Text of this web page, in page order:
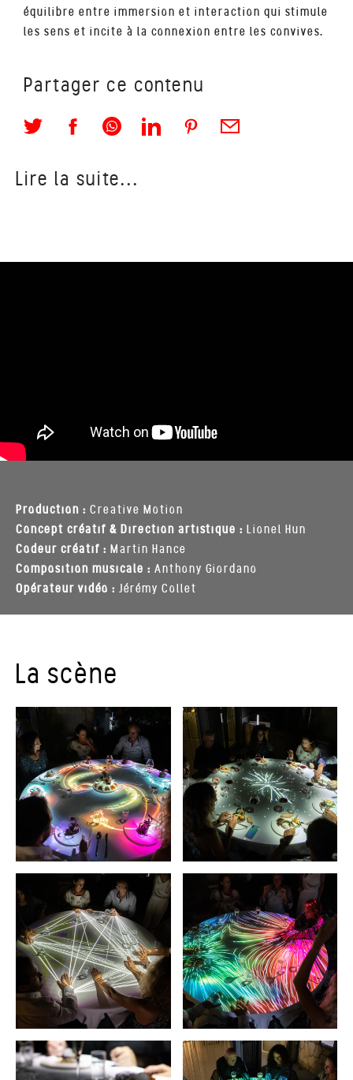
équilibre entre immersion et interaction qui stimule
les sens et incite à la connexion entre les convives.
Partager ce contenu
Lire la suite...
Production : Creative Motion
Concept créatif & Direction artistique : Lionel Hun
Codeur créatif : Martin Hance
Composition musicale : Anthony Giordano
Opérateur vidéo : Jérémy Collet
La scène